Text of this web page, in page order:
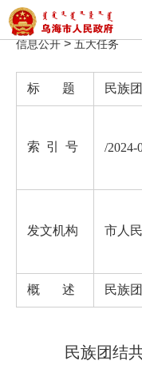
首页 >政务公开>政府
信息公开>五大任务
标 题 民族
索 引 号 /2024-
发文机构 市人
概 述 民族
民族团结